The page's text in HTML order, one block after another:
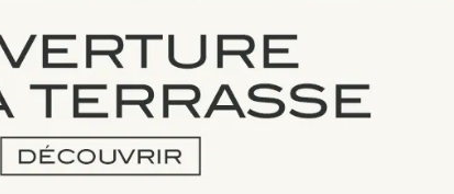
l’un de ses trésors les mieux gardés : sa
véritable parenthèse de verdure à l’abri des
DÉCOUVRIR LE JARDIN